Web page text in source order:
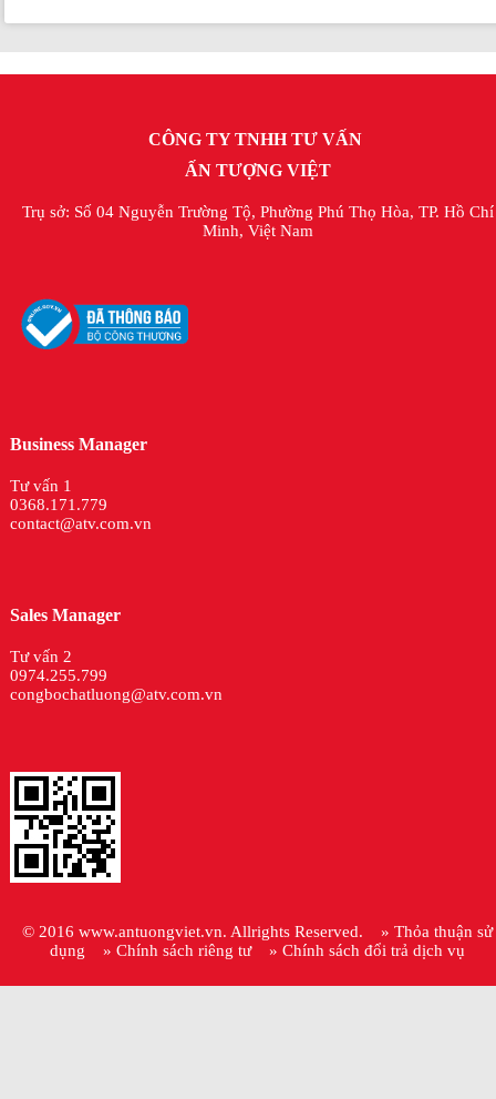
CÔNG TY TNHH TƯ VẤN
ẤN TƯỢNG VIỆT
Trụ sở: Số 04 Nguyễn Trường Tộ, Phường Phú Thọ Hòa, TP. Hồ Chí
Minh, Việt Nam
Business Manager
Tư vấn 1
0368.171.779
contact@atv.com.vn
Sales Manager
Tư vấn 2
0974.255.799
congbochatluong@atv.com.vn
© 2016www.antuongviet.vn. Allrights Reserved.» Thỏa thuận sử
dụng
» Chính sách riêng tư » Chính sách đổi trả dịch vụ